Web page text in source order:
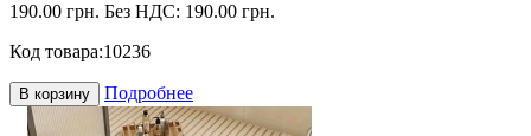
190.00 грн. Без НДС: 190.00 грн.
Код товара:10236
В корзину Подробнее